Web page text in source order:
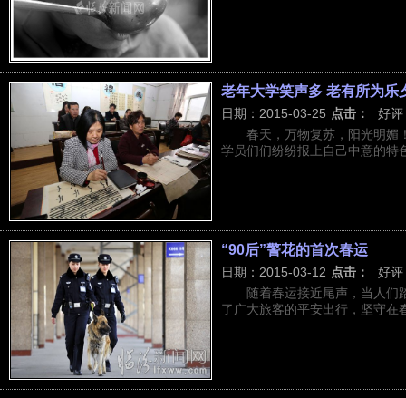
老年大学笑声多 老有所为乐
日期：2015-03-25 点击：
好评
春天，万物复苏，阳光明媚
学员们们纷纷报上自己中意的特
“90后”警花的首次春运
日期：2015-03-12 点击：
好评
随着春运接近尾声，当人们
了广大旅客的平安出行，坚守在